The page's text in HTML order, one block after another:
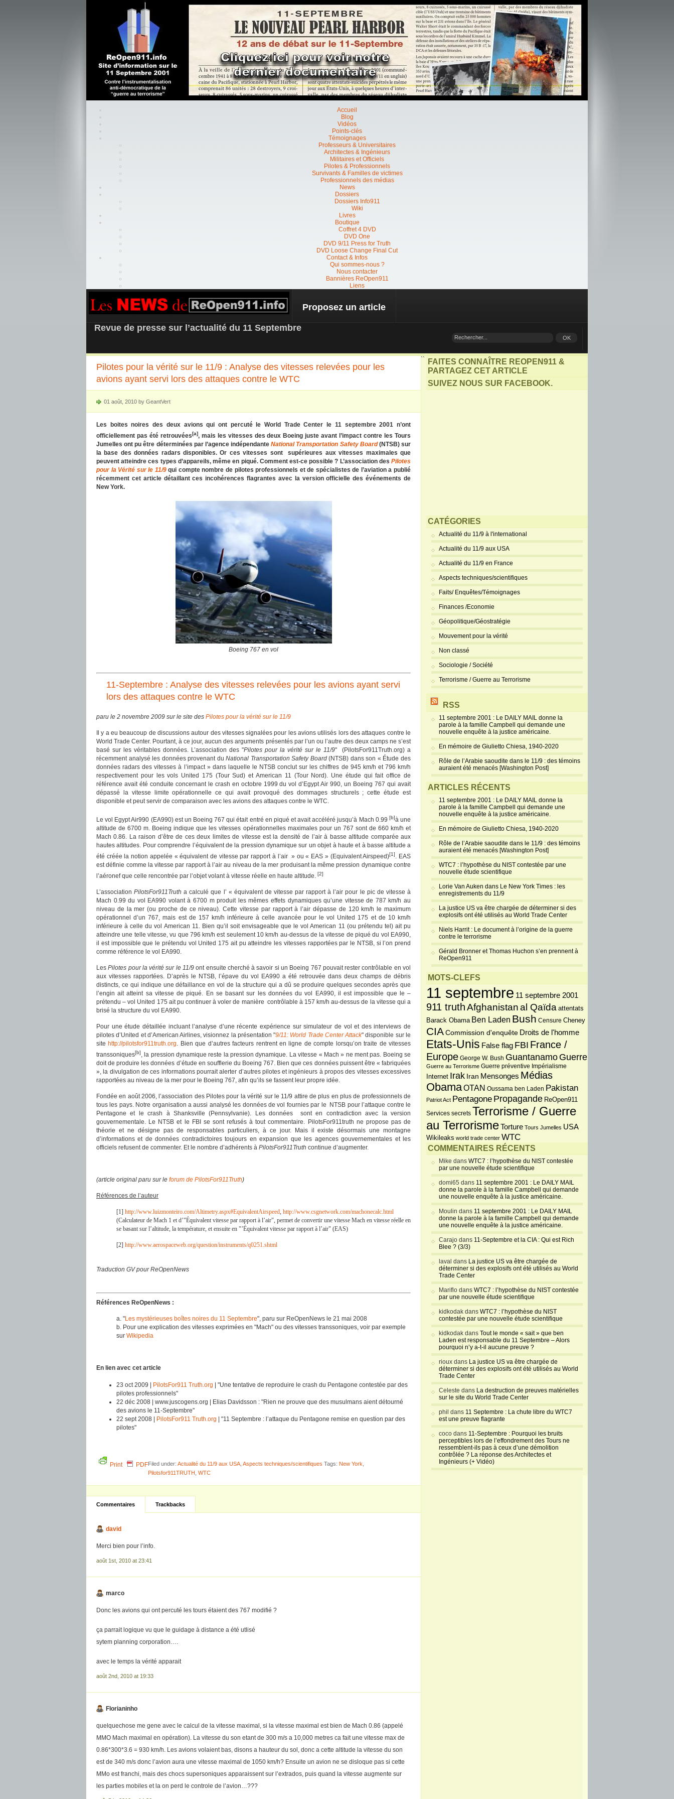
Accueil
Blog
Vidéos
Points-clés
Témoignages
Professeurs & Universitaires
Architectes & Ingénieurs
Militaires et Officiels
Pilotes & Professionnels
Survivants & Familles de victimes
Professionnels des médias
News
Dossiers
Dossiers Info911
Wiki
Livres
Boutique
Coffret 4 DVD
DVD One
DVD 9/11 Press for Truth
DVD Loose Change Final Cut
Contact & Infos
Qui sommes-nous ?
Nous contacter
Bannières ReOpen911
Liens
REOPEN911 – NEWS
Proposez un article
Revue de presse sur l’actualité du 11 Septembre
Pilotes pour la vérité sur le 11/9 : Analyse des vitesses relevées pour les
avions ayant servi lors des attaques contre le WTC
01 août, 2010 by GeantVert
Les boites noires des deux avions qui ont percuté le World Trade Center le 11 septembre 2001 n’ont
officiellement pas été retrouvées[a], mais les vitesses des deux Boeing juste avant l’impact contre les Tours
Jumelles ont pu être déterminées par l’agence indépendanteNational Transportation Safety Board(NTSB) sur
la base des données radars disponibles. Or ces vitesses sont supérieures aux vitesses maximales que
peuvent atteindre ces types d’appareils, même en piqué. Comment est-ce possible ? L’association des Pilotes
pour la Vérité sur le 11/9qui compte nombre de pilotes professionnels et de spécialistes de l’aviation a publié
récemment cet article détaillant ces incohérences flagrantes avec la version officielle des événements de
New York.
Boeing 767 en vol
11-Septembre : Analyse des vitesses relevées pour les avions ayant servi
lors des attaques contre le WTC
paru le 2 novembre 2009 sur le site des Pilotes pour la vérité sur le 11/9
Il y a eu beaucoup de discussions autour des vitesses signalées pour les avions utilisés lors des attaques contre le
World Trade Center. Pourtant, à ce jour, aucun des arguments présentés par l’un ou l’autre des deux camps ne s’est
basé sur les véritables données. L’association des "Pilotes pour la vérité sur le 11/9" (PilotsFor911Truth.org) a
récemment analysé les données provenant duNational Transportation Safety Board(NTSB) dans son « Étude des
données radars des vitesses à l’impact » dans laquelle le NTSB conclut sur les chiffres de 945 km/h et 796 km/h
respectivement pour les vols United 175 (Tour Sud) et American 11 (Tour Nord). Une étude qui fait office de
référence avait été conduite concernant le crash en octobre 1999 du vol d’Egypt Air 990, un Boeing 767 qui avait
dépassé la vitesse limite opérationnelle ce qui avait provoqué des dommages structurels ; cette étude est
disponible et peut servir de comparaison avec les avions des attaques contre le WTC.
Le vol Egypt Air990 (EA990) est un Boeing 767 qui était entré en piqué et avait accéléré jusqu’à Mach 0.99 [b]à une
altitude de 6700 m. Boeing indique que les vitesses opérationnelles maximales pour un 767 sont de 660 km/h et
Mach 0.86. La raison d’être de ces deux limites de vitesse est la densité de l’air à basse altitude comparée aux
hautes altitudes. Pour comprendre l’équivalent de la pression dynamique sur un objet à haute et à basse altitude a
été créée la notion appelée « équivalent de vitesse par rapport à l’air » ou « EAS » (Equivalent Airspeed)[1]. EAS
est définie comme la vitesse par rapport à l’air au niveau de la mer produisant la même pression dynamique contre
l’aéronef que celle rencontrée par l’objet volant à vitesse réelle en haute altitude. [2]
L’associationPilotsFor911Trutha calculé que l’ « équivalent de vitesse par rapport à l’air pour le pic de vitesse à
Mach 0.99 du vol EA990 volant à 6700 m produit les mêmes effets dynamiques qu’une vitesse de 787 km/h au
niveau de la mer (ou proche de ce niveau). Cette vitesse par rapport à l’air dépasse de 120 km/h le maximum
opérationnel d’un 767, mais est de 157 km/h inférieure à celle avancée pour le vol United 175 et de 10 km/h
inférieure à celle du vol American 11. Bien qu’il soit envisageable que le vol American 11 (ou prétendu tel) ait pu
atteindre une telle vitesse, vu que 796 km/h est seulement 10 km/h au-dessus de la vitesse de piqué du vol EA990,
il est impossible que le prétendu vol United 175 ait pu atteindre les vitesses rapportées par le NTSB, si l’on prend
comme référence le vol EA990.
LesPilotes pour la vérité sur le 11/9 ont ensuite cherché à savoir si un Boeing 767 pouvait rester contrôlable en vol
aux vitesses rapportées. D’après le NTSB, l’épave du vol EA990 a été retrouvée dans deux champs de débris
distincts, ce qui indique une défaillance en vol de la structure qui a dû se produire quelques secondes après que
l’engin ait atteint sa vitesse de piqué. En se basant sur les données du vol EA990, il est impossible que le –
prétendu – vol United 175 ait pu continuer à voler de manière contrôlable à 157 km/h au-dessus de la vitesse qui a
brisé la structure du vol EA990.
Pour une étude détaillée incluant l’analyse d’une récente expérience sur simulateur de vol et des interviews de
pilotes d’United et d’American Airlines, visionnez la présentation "9/11: World Trade Center Attack" disponible sur le
site http://pilotsfor911truth.org. Bien que d’autres facteurs rentrent en ligne de compte lorsqu’on traite de vitesses
transsoniques[b], la pression dynamique reste la pression dynamique. La vitesse « Mach » ne ment pas. Boeing se
doit de produire les données d’étude en soufflerie du Boeing 767. Bien que ces données puissent être « fabriquées
», la divulgation de ces informations pourrait alerter d’autres pilotes et ingénieurs à propos des vitesses excessives
rapportées au niveau de la mer pour le Boeing 767, afin qu’ils se fassent leur propre idée.
Fondée en août 2006, l’association des Pilotes pour la vérité sur le 11/9 attire de plus en plus de professionnels de
tous les pays. Notre organisation a aussi analysé les données de vol fournies par le NTSB pour l’attaque contre le
Pentagone et le crash à Shanksville (Pennsylvanie). Les données sont en contradiction avec la version
gouvernementale. Le NTSB et le FBI se sont refusés à tout commentaire. PilotsFor911truth ne propose pas de
théorie et ne désigne pas de responsables particuliers, à ce jour. Mais il existe désormais une montagne
d’informations et de données contradictoires toujours en expansion que les agences gouvernementales et les
officiels refusent de commenter. Et le nombre d’adhérents à PilotsFor911Truth continue d’augmenter.
(article original paru sur le forum de PilotsFor911Truth)
Références de l’auteur
[1] http://www.luizmonteiro.com/Altimetry.aspx#EquivalentAirspeed, http://www.csgnetwork.com/machonecalc.html
(Calculateur de Mach 1 et d’"Équivalent vitesse par rapport à l’air", permet de convertir une vitesse Mach en vitesse réelle en
se basant sur l’altitude, la température, et ensuite en "’Équivalent vitesse par rapport à l’air" (EAS)
[2] http://www.aerospaceweb.org/question/instruments/q0251.shtml
Traduction GV pour ReOpenNews
Références ReOpenNews :
a. "Les mystérieuses boîtes noires du 11 Septembre", paru sur ReOpenNews le 21 mai 2008
b. Pour une explication des vitesses exprimées en "Mach" ou des vitesses transsoniques, voir par exemple
sur Wikipedia
En lien avec cet article
23 oct 2009 | PilotsFor911 Truth.org | "Une tentative de reproduire le crash du Pentagone contestée par des
pilotes professionnels"
22 déc 2008 | www.juscogens.org | Elias Davidsson : "Rien ne prouve que des musulmans aient détourné
des avions le 11-Septembre"
22 sept 2008 |
PilotsFor911 Truth.org | "11 Septembre : l’attaque du Pentagone remise en question par des
pilotes"
Print PDFFiled under: Actualité du 11/9 aux USA Aspects techniques/scientifiques Tags: New York
Pilotsfor911TRUTH WTC
Commentaires Trackbacks
david
Merci bien pour l’info.
août 1st, 2010 at 23:41
marco
Donc les avions qui ont percuté les tours étaient des 767 modifié ?
ça parrait logique vu que le guidage à distance a été utlisé
sytem planning corporation….
avec le temps la vérité apparait
août 2nd, 2010 at 19:33
Florianinho
quelquechose me gene avec le calcul de la vitesse maximal, si la vitesse maximal est bien de Mach 0.86 (appelé
MMO Mach maximal en opération). La vitesse du son etant de 300 m/s a 10,000 metres ca fait une vitesse max de
0.86*300*3.6 = 930 km/h. Les avions volaient bas, disons a hauteur du sol, donc a cette altitude la vitesse du son
est de 340 m/s donc l’avion aura une vitesse maximal de 1050 km/h? Ensuite un avion ne se disloque pas si cette
MMo est franchi, mais des chocs supersoniques apparaissent sur l’extrados, puis quand la vitesse augmente sur
les parties mobiles et la on perd le controle de l’avion…???
``
FAITES CONNAÎTRE REOPEN911 &
PARTAGEZ CET ARTICLE
SUIVEZ NOUS SUR FACEBOOK.
CATÉGORIES
Actualité du 11/9 à l'international
Actualité du 11/9 aux USA
Actualité du 11/9 en France
Aspects techniques/scientifiques
Faits/ Enquêtes/Témoignages
Finances /Economie
Géopolitique/Géostratégie
Mouvement pour la vérité
Non classé
Sociologie / Société
Terrorisme / Guerre au Terrorisme
RSS
11 septembre 2001 : Le DAILY MAIL donne la
parole à la famille Campbell qui demande une
nouvelle enquête à la justice américaine.
En mémoire de Giulietto Chiesa, 1940-2020
Rôle de l’Arabie saoudite dans le 11/9 : des témoins
auraient été menacés [Washington Post]
ARTICLES RÉCENTS
11 septembre 2001 : Le DAILY MAIL donne la
parole à la famille Campbell qui demande une
nouvelle enquête à la justice américaine.
En mémoire de Giulietto Chiesa, 1940-2020
Rôle de l’Arabie saoudite dans le 11/9 : des témoins
auraient été menacés [Washington Post]
WTC7 : l’hypothèse du NIST contestée par une
nouvelle étude scientifique
Lorie Van Auken dans Le New York Times : les
enregistrements du 11/9
La justice US va être chargée de déterminer si des
explosifs ont été utilisés au World Trade Center
Niels Harrit : Le document à l’origine de la guerre
contre le terrorisme
Gérald Bronner et Thomas Huchon s’en prennent à
ReOpen911
MOTS-CLEFS
11 septembre 11 septembre 2001
911 truthAfghanistanal Qaïda attentats
Barack Obama Ben Laden Bush Censure Cheney
CIA Commission d'enquête Droits de l'homme
Etats-Unis False flag FBI France /
Europe George W. Bush Guantanamo Guerre
Guerre au Terrorisme Guerre préventive Impérialisme
Internet Irak Iran Mensonges Médias
ObamaOTAN Oussama ben Laden Pakistan
Patriot Act Pentagone Propagande ReOpen911
Services secrets Terrorisme / Guerre
au TerrorismeTorture Tours Jumelles USA
Wikileaks world trade center WTC
COMMENTAIRES RÉCENTS
Mike dans WTC7 : l’hypothèse du NIST contestée
par une nouvelle étude scientifique
domi65 dans 11 septembre 2001 : Le DAILY MAIL
donne la parole à la famille Campbell qui demande
une nouvelle enquête à la justice américaine.
Moulin dans 11 septembre 2001 : Le DAILY MAIL
donne la parole à la famille Campbell qui demande
une nouvelle enquête à la justice américaine.
Carajo dans 11-Septembre et la CIA : Qui est Rich
Blee ? (3/3)
laval dans La justice US va être chargée de
déterminer si des explosifs ont été utilisés au World
Trade Center
Mariflo dans WTC7 : l’hypothèse du NIST contestée
par une nouvelle étude scientifique
kidkodak dans WTC7 : l’hypothèse du NIST
contestée par une nouvelle étude scientifique
kidkodak dans Tout le monde « sait » que ben
Laden est responsable du 11 Septembre – Alors
pourquoi n’y a-t-il aucune preuve ?
rioux dans La justice US va être chargée de
déterminer si des explosifs ont été utilisés au World
Trade Center
Celeste dans La destruction de preuves matérielles
sur le site du World Trade Center
phil dans 11 Septembre : La chute libre du WTC7
est une preuve flagrante
coco dans 11-Septembre : Pourquoi les bruits
perceptibles lors de l’effondrement des Tours ne
ressemblent-ils pas à ceux d’une démolition
contrôlée ? La réponse des Architectes et
Ingénieurs (+ Vidéo)